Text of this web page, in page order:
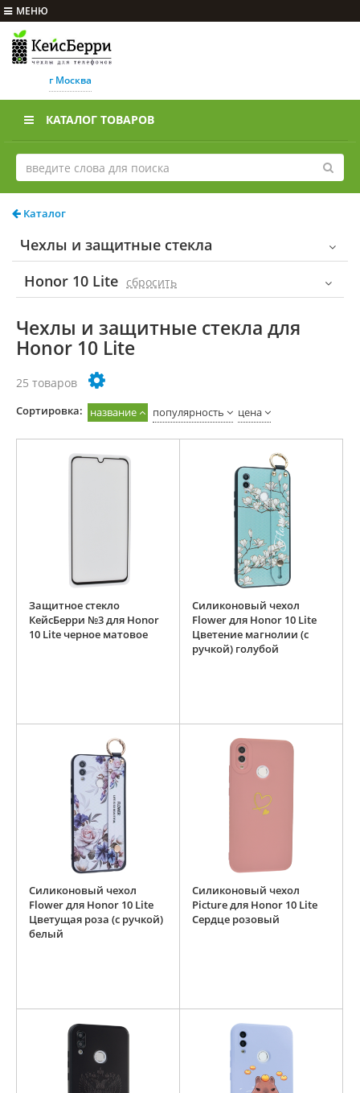
МЕНЮ
г Москва
КАТАЛОГ ТОВАРОВ
Каталог
Чехлы и защитные стекла
Honor 10 Lite cбросить
Чехлы и защитные стекла для
Honor 10 Lite
25 товаров
Cортировка: название популярность цена
Защитное стекло
КейсБерри №3 для Honor
10 Lite черное матовое
Силиконовый чехол
Flower для Honor 10 Lite
Цветение магнолии (с
ручкой) голубой
Силиконовый чехол
Flower для Honor 10 Lite
Цветущая роза (с ручкой)
белый
Силиконовый чехол
Picture для Honor 10 Lite
Сердце розовый